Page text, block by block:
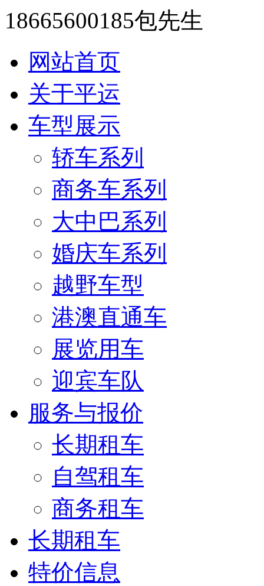
18665600185包先生
网站首页
关于平运
车型展示
轿车系列
商务车系列
大中巴系列
婚庆车系列
越野车型
港澳直通车
展览用车
迎宾车队
服务与报价
长期租车
自驾租车
商务租车
长期租车
特价信息